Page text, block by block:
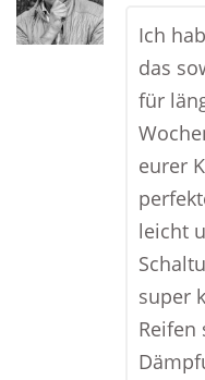
Ich
das
für
eurer
leicht
super
Reifen